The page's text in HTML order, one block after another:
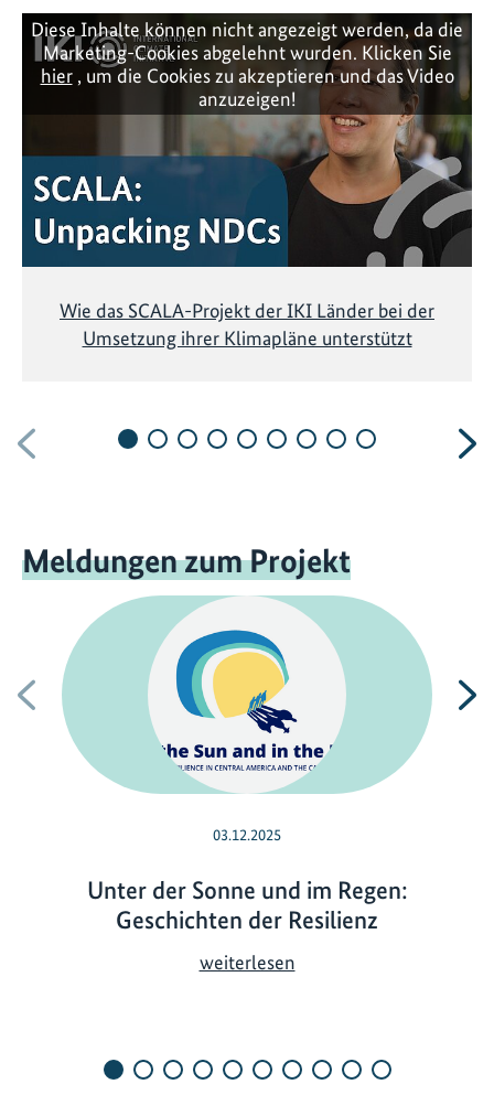
Vorherige
Diese Inhalte können nicht angezeigt werden, da die
Marketing-Cookies abgelehnt wurden. Klicken Sie
hier, um die Cookies zu akzeptieren und das Video
anzuzeigen!
Wie das SCALA-Projekt der IKI Länder bei der
Umsetzung ihrer Klimapläne unterstützt
Meldungen zum Projekt
Vorherige
03.12.2025
Unter der Sonne und im Regen:
Geschichten der Resilienz
weiterlesenU
r